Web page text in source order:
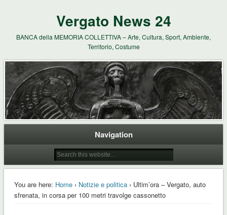
Vergato News 24
BANCA della MEMORIA COLLETTIVA – Arte, Cultura, Sport, Ambiente,
Territorio, Costume
Navigation
You are here: Home› Notizie e politica› Ultim’ora – Vergato, auto
sfrenata, in corsa per 100 metri travolge cassonetto